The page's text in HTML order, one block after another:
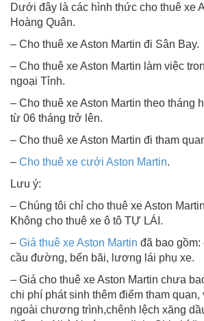
Dưới đây là các hình thức cho thuê xe
Hoàng Quân.
– Cho thuê xe Aston Martin đi Sân Bay.
– Cho thuê xe Aston Martin làm việc
ngoại Tỉnh.
– Cho thuê xe Aston Martin theo tháng
từ 06 tháng trở lên.
– Cho thuê xe Aston Martin đi tham
– Cho thuê xe cưới Aston Martin.
Lưu ý:
– Chúng tôi chỉ cho thuê xe Aston
Không cho thuê xe ô tô TỰ LÁI.
– Giá thuê xe Aston Martin đã bao gồm:
cầu đường, bến bãi, lương lái phụ xe.
– Giá cho thuê xe Aston Martin chưa
chi phí phát sinh thêm điểm tham quan,
ngoài chương trình,chênh lệch xăng